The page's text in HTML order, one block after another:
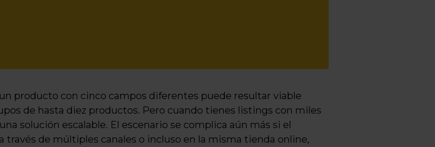
producto con cinco campos diferentes puede resultar viable
de hasta diez productos. Pero cuando tienes listings con miles
solución escalable. El escenario se complica aún más si el
través de múltiples canales o incluso en la misma tienda online,